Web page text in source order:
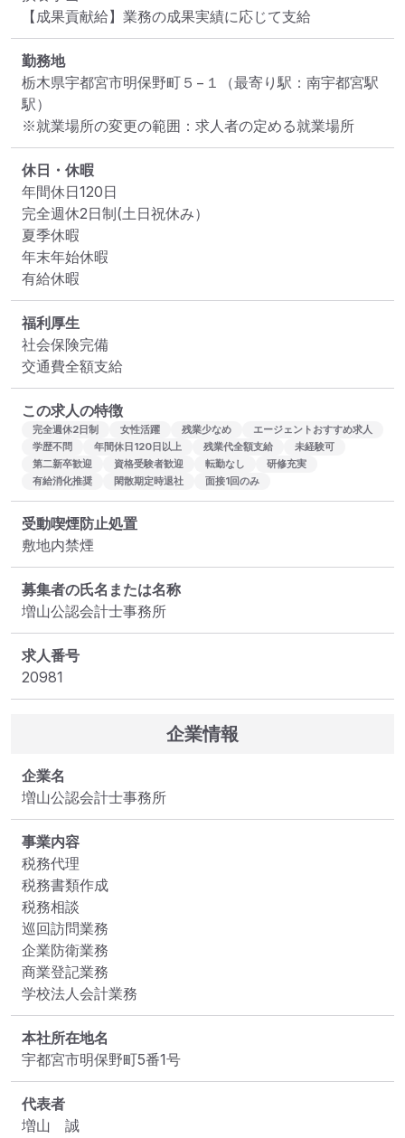
【成果貢献給】業務の成果実績に応じて支給
勤務地
栃木県宇都宮市明保野町５−１
（最寄り駅：南宇都宮駅
駅）
※就業場所の変更の範囲：求人者の定める就業場所
休日・休暇
年間休日120日
完全週休2日制(土日祝休み）
夏季休暇
年末年始休暇
有給休暇
福利厚生
社会保険完備
交通費全額支給
この求人の特徴
完全週休2日制 女性活躍 残業少なめ
エージェントおすすめ求人
学歴不問
年間休日120日以上 残業代全額支給
未経験可
第二新卒歓迎
資格受験者歓迎 転勤なし
研修充実
有給消化推奨
閑散期定時退社 面接1回のみ
受動喫煙防止処置
敷地内禁煙
募集者の氏名または名称
増山公認会計士事務所
求人番号
20981
企業情報
企業名
増山公認会計士事務所
事業内容
税務代理
税務書類作成
税務相談
巡回訪問業務
企業防衛業務
商業登記業務
学校法人会計業務
本社所在地名
宇都宮市明保野町5番1号
代表者
増山　誠